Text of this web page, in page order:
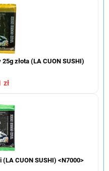
złota (LA CUON SUSHI)
zł
CUON SUSHI) <N7000>